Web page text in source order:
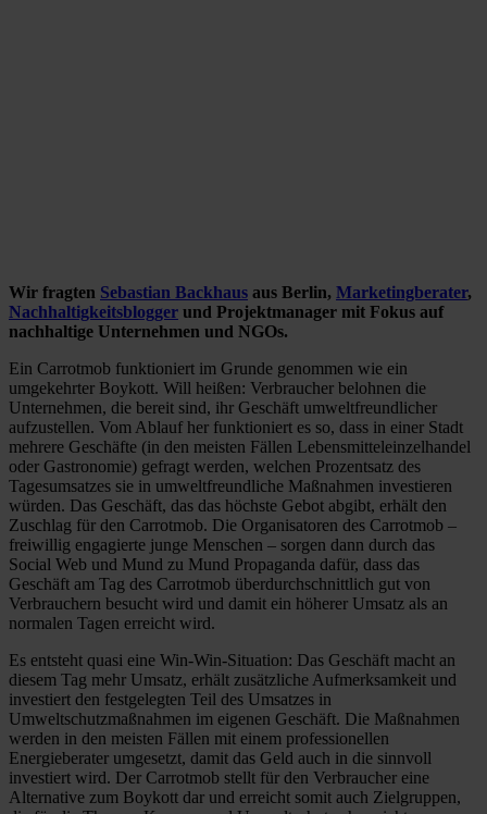
Wir fragten Sebastian Backhaus aus Berlin, Marketingberater,
Nachhaltigkeitsblogger und Projektmanager mit Fokus auf
nachhaltige Unternehmen und NGOs.
Ein Carrotmob funktioniert im Grunde genommen wie ein
umgekehrter Boykott. Will heißen: Verbraucher belohnen die
Unternehmen, die bereit sind, ihr Geschäft umweltfreundlicher
aufzustellen. Vom Ablauf her funktioniert es so, dass in einer Stadt
mehrere Geschäfte (in den meisten Fällen Lebensmitteleinzelhandel
oder Gastronomie) gefragt werden, welchen Prozentsatz des
Tagesumsatzes sie in umweltfreundliche Maßnahmen investieren
würden. Das Geschäft, das das höchste Gebot abgibt, erhält den
Zuschlag für den Carrotmob. Die Organisatoren des Carrotmob –
freiwillig engagierte junge Menschen – sorgen dann durch das
Social Web und Mund zu Mund Propaganda dafür, dass das
Geschäft am Tag des Carrotmob überdurchschnittlich gut von
Verbrauchern besucht wird und damit ein höherer Umsatz als an
normalen Tagen erreicht wird.
Es entsteht quasi eine Win-Win-Situation: Das Geschäft macht an
diesem Tag mehr Umsatz, erhält zusätzliche Aufmerksamkeit und
investiert den festgelegten Teil des Umsatzes in
Umweltschutzmaßnahmen im eigenen Geschäft. Die Maßnahmen
werden in den meisten Fällen mit einem professionellen
Energieberater umgesetzt, damit das Geld auch in die sinnvoll
investiert wird. Der Carrotmob stellt für den Verbraucher eine
Alternative zum Boykott dar und erreicht somit auch Zielgruppen,